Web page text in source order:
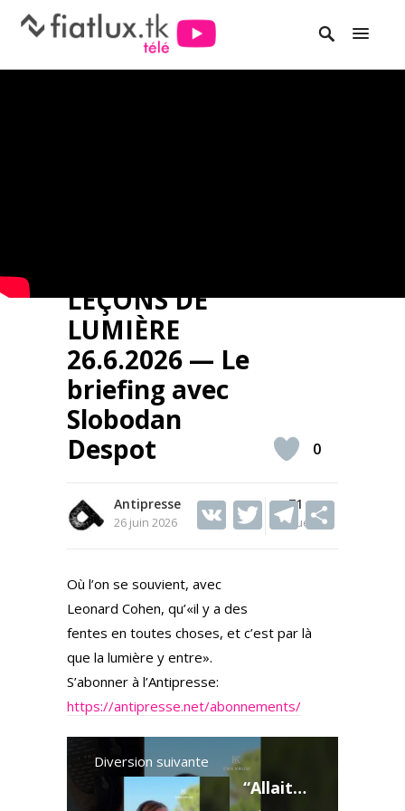
LEÇONS DE
LUMIÈRE
26.6.2026 — Le
briefing avec
Slobodan
Despot
Antipresse
26 juin 2026
71
Vues
V T T
a
0
Où l’on se souvient, avec
Leonard Cohen, qu’«il y a des
fentes en toutes choses, et c’est par là
que la lumière y entre».
S’abonner à l’Antipresse:
https://antipresse.net/abonnements/
Diversion suivante
“Allaitement à la demande” : une erreur que trop de femmes font